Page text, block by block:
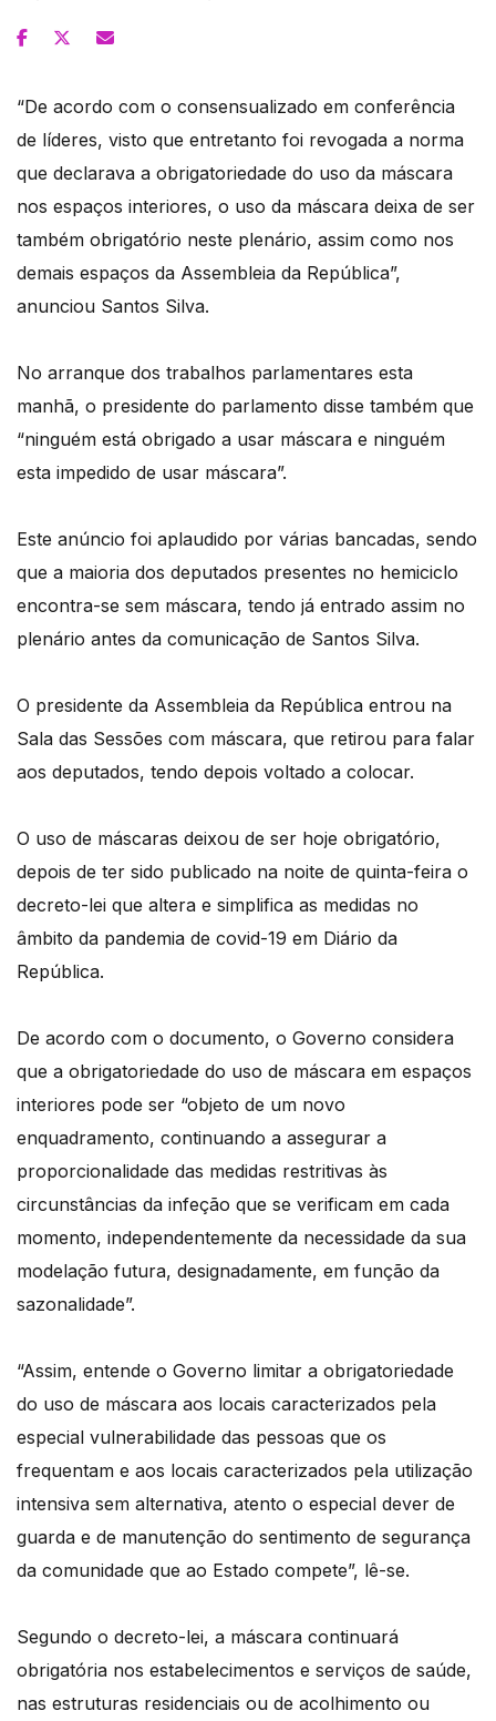
“De acordo com o consensualizado em conferência
de líderes, visto que entretanto foi revogada a norma
que declarava a obrigatoriedade do uso da máscara
nos espaços interiores, o uso da máscara deixa de ser
também obrigatório neste plenário, assim como nos
demais espaços da Assembleia da República”,
anunciou Santos Silva.
No arranque dos trabalhos parlamentares esta
manhã, o presidente do parlamento disse também que
“ninguém está obrigado a usar máscara e ninguém
esta impedido de usar máscara”.
Este anúncio foi aplaudido por várias bancadas, sendo
que a maioria dos deputados presentes no hemiciclo
encontra-se sem máscara, tendo já entrado assim no
plenário antes da comunicação de Santos Silva.
O presidente da Assembleia da República entrou na
Sala das Sessões com máscara, que retirou para falar
aos deputados, tendo depois voltado a colocar.
O uso de máscaras deixou de ser hoje obrigatório,
depois de ter sido publicado na noite de quinta-feira o
decreto-lei que altera e simplifica as medidas no
âmbito da pandemia de covid-19 em Diário da
República.
De acordo com o documento, o Governo considera
que a obrigatoriedade do uso de máscara em espaços
interiores pode ser “objeto de um novo
enquadramento, continuando a assegurar a
proporcionalidade das medidas restritivas às
circunstâncias da infeção que se verificam em cada
momento, independentemente da necessidade da sua
modelação futura, designadamente, em função da
sazonalidade”.
“Assim, entende o Governo limitar a obrigatoriedade
do uso de máscara aos locais caracterizados pela
especial vulnerabilidade das pessoas que os
frequentam e aos locais caracterizados pela utilização
intensiva sem alternativa, atento o especial dever de
guarda e de manutenção do sentimento de segurança
da comunidade que ao Estado compete”, lê-se.
Segundo o decreto-lei, a máscara continuará
obrigatória nos estabelecimentos e serviços de saúde,
nas estruturas residenciais ou de acolhimento ou